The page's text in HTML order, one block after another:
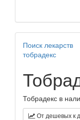
Поиск лекарств
тобрадекс
Тобрадекс в
От дешевых к